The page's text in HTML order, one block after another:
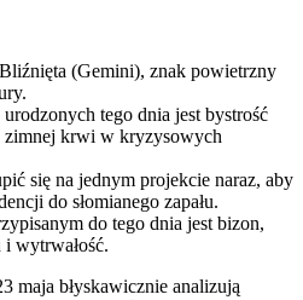
(Gemini), znak powietrzny
tego dnia jest bystrość
zimnej krwi w kryzysowych
się na jednym projekcie naraz, aby
do słomianego zapału.
do tego dnia jest bizon,
i wytrwałość.
maja błyskawicznie analizują